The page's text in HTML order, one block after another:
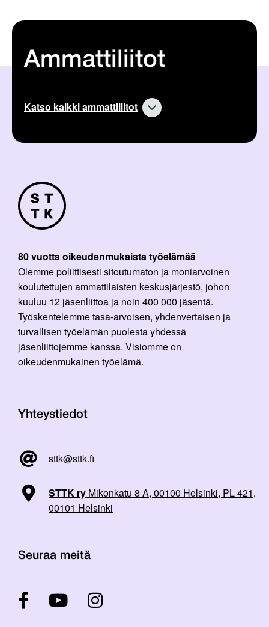
Ammattiliitot
Katso kaikki ammattiliitot
80 vuotta oikeudenmukaista työelämää
Olemme poliittisesti sitoutumaton ja moniarvoinen
koulutettujen ammattilaisten keskusjärjestö, johon
kuuluu 12 jäsenliittoa ja noin 400 000 jäsentä.
Työskentelemme tasa-arvoisen, yhdenvertaisen ja
turvallisen työelämän puolesta yhdessä
jäsenliittojemme kanssa. Visiomme on
oikeudenmukainen työelämä.
Yhteystiedot
sttk@sttk.fi
STTK ry Mikonkatu 8 A, 00100 Helsinki, PL 421,
00101 Helsinki
Seuraa meitä